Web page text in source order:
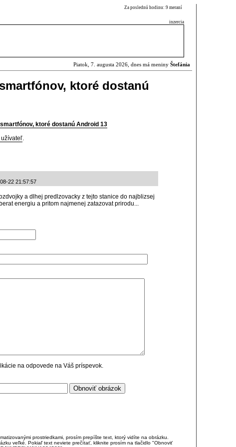
Za poslednú hodinu: 9 meraní
inzercia
Piatok, 7. augusta 2026, dnes má meniny Štefánia
ktoré dostanú
ktoré dostanú Android 13
.
22 21:57:57
a dlhej predlzovacky z tejto stanice do najblizsej
energiu a pritom najmenej zatazovat prirodu...
na odpovede na Váš príspevok.
prostriedkami, prosím prepíšte text, ktorý vidíte na obrázku.
veľké. Pokiaľ text neviete prečítať, kliknite prosím na tlačidlo "Obnoviť